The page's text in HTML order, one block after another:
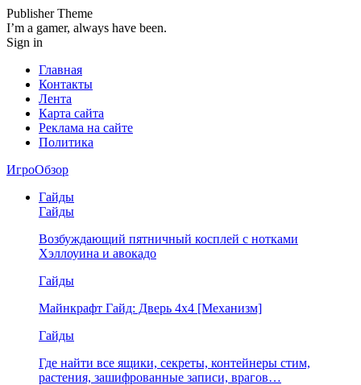
Publisher Theme
I’m a gamer, always have been.
Sign in
Главная
Контакты
Лента
Карта сайта
Реклама на сайте
Политика
ИгроОбзор
Гайды
Гайды
Возбуждающий пятничный косплей с нотками
Хэллоуина и авокадо
Гайды
Майнкрафт Гайд: Дверь 4х4 [Механизм]
Гайды
Где найти все ящики, секреты, контейнеры стим,
растения, зашифрованные записи, врагов…